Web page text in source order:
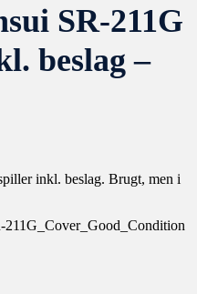
SR-211G
beslag –
inkl. beslag. Brugt, men i
211G_Cover_Good_Condition